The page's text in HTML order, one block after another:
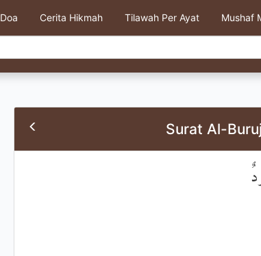
Doa Cerita Hikmah Tilawah Per Ayat Mushaf
Surat Al-